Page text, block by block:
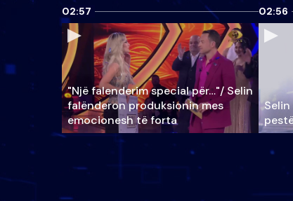
02:57
"Një falenderim special për…"/ Selin
falënderon produksionin mes
emocionesh të forta
02:56